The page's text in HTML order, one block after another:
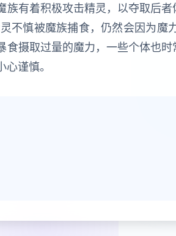
族有着积极攻击精灵，以夺取后
不慎被魔族捕食，仍然会因为魔
食摄取过量的魔力，一些个体也
谨慎。